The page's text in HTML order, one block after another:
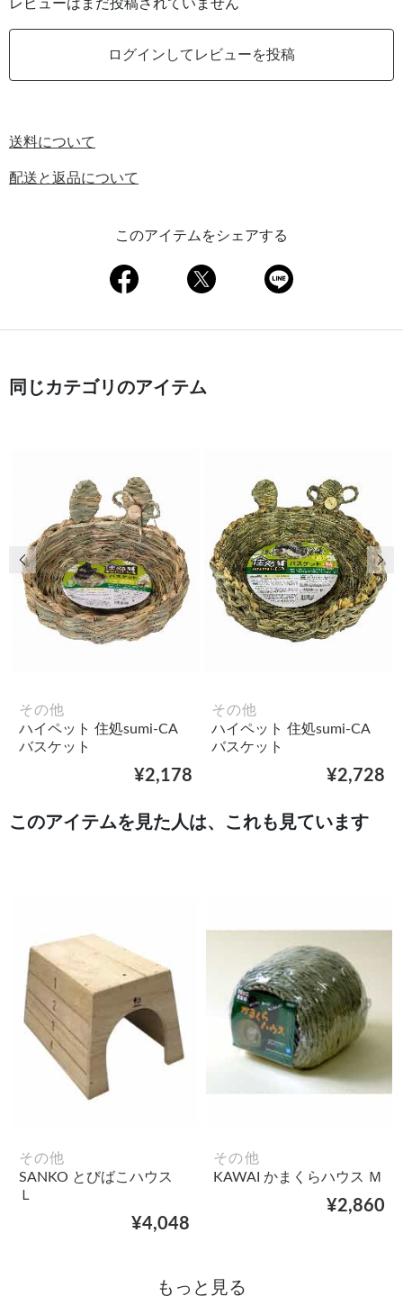
レビューはまだ投稿されていません
ログインしてレビューを投稿
送料について
配送と返品について
このアイテムをシェアする
同じカテゴリのアイテム
その他
ハイペット 住処sumi-CA
バスケット
¥2,178
その他
ハイペット 住処sumi-CA
バスケット
¥2,728
前の画像 次
このアイテムを見た人は、これも見ています
その他
SANKO とびばこハウス
Ｌ
¥4,048
その他
KAWAI かまくらハウス Ｍ
¥2,860
もっと見る